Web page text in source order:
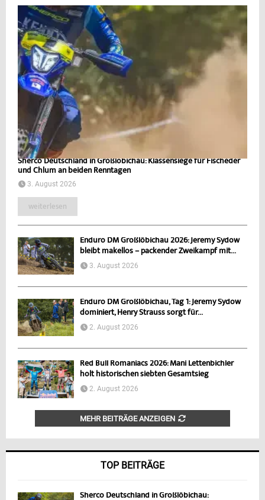
Sherco Deutschland in Großlöbichau: Klassensiege für Fischeder
und Chlum an beiden Renntagen
3. August 2026
weiterlesen
Enduro DM Großlöbichau 2026: Jeremy Sydow
bleibt makellos – packender Zweikampf mit...
3. August 2026
Enduro DM Großlöbichau, Tag 1: Jeremy Sydow
dominiert, Henry Strauss sorgt für...
2. August 2026
Red Bull Romaniacs 2026: Mani Lettenbichler
holt historischen siebten Gesamtsieg
2. August 2026
MEHR BEITRÄGE ANZEIGEN
TOP BEITRÄGE
Sherco Deutschland in Großlöbichau: